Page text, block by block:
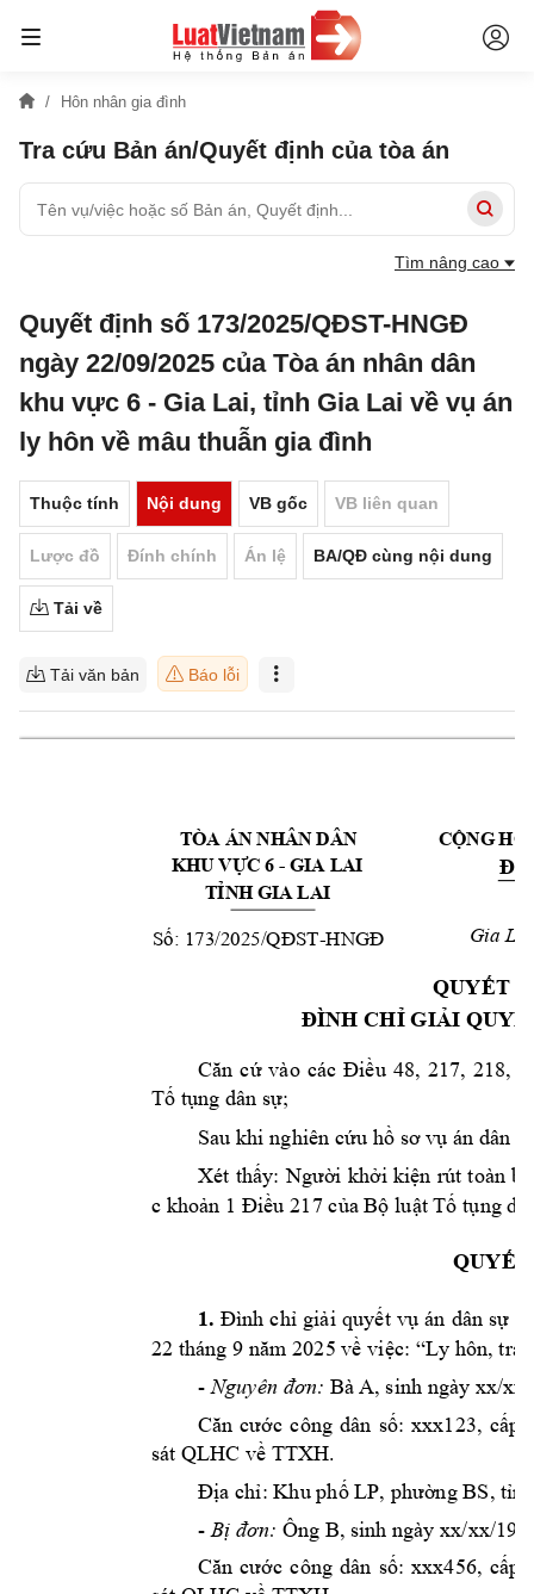
Hôn nhân gia đình
Tra cứu Bản án/Quyết định của tòa án
Tìm nâng cao
Quyết định số 173/2025/QĐST-HNGĐ
ngày 22/09/2025 của Tòa án nhân dân
khu vực 6 - Gia Lai, tỉnh Gia Lai về vụ án
ly hôn về mâu thuẫn gia đình
Thuộc tính Nội dung VB gốc VB liên quan
Lược đồ Đính chính Án lệ BA/QĐ cùng nội dung
Tải về
Tải văn bản Báo lỗi
TÒA ÁN NHÂN DÂN
KHU VỰC 6 - GIA LAI
TỈNH GIA LAI
Số: 173/2025/QĐST-HNGĐ
CỘNG
Gia Lai
QUYẾT
ĐÌNH CHỈ GIẢI QUY
Căn cứ vào các Điều 48, 217, 218,
Tố tụng dân sự;
Sau khi nghiên cứu hồ sơ vụ án dân
Xét thấy: Người khởi kiện rút toàn
c khoản 1 Điều 217 của Bộ luật Tố tụng
1. Đình chỉ giải quyết vụ án dân sự
22 tháng 9 năm 2025 về việc: “Ly hôn,
- Nguyên đơn: Bà A, sinh ngày xx/xx
Căn cước công dân số: xxx1 23, cấp
sát QLHC về TTXH.
Địa chỉ: Khu phố LP, phường BS, tỉ
- Bị đơn: Ông B, sinh ngày xx/xx/19
Căn cước công dân số: xxx456, cấp